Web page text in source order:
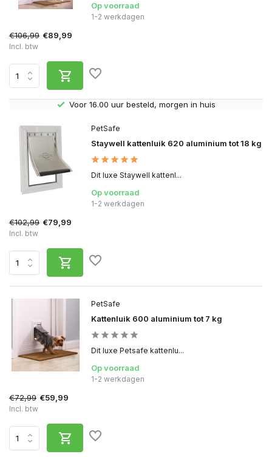
PetSafe
Kattenluik 600 aluminium tot 7 kg
Dit luxe Petsafe kattenlu...
Op voorraad
1-2 werkdagen
€72,99 €59,99
Incl. btw
PetSafe
Staywell kattenluik 620 aluminium tot 18 kg
Dit luxe Staywell kattenl...
Op voorraad
1-2 werkdagen
€102,99 €79,99
Incl. btw
Gratis verzending v.a. € 40,- (Alleen Nederland)
Op voorraad
1-2 werkdagen
€106,99 €89,99
Incl. btw